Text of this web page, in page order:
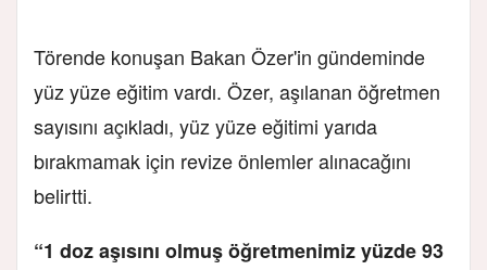
Törende konuşan Bakan Özer'in gündeminde
yüz yüze eğitim vardı. Özer, aşılanan öğretmen
sayısını açıkladı, yüz yüze eğitimi yarıda
bırakmamak için revize önlemler alınacağını
belirtti.
“1 doz aşısını olmuş öğretmenimiz yüzde 93